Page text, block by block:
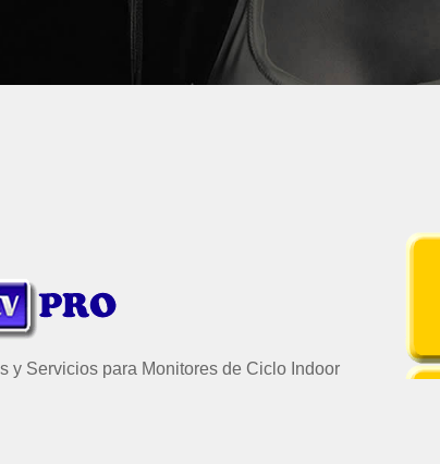
y Servicios para Monitores de Ciclo Indoor